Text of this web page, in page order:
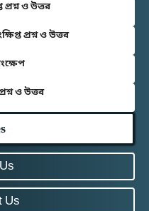
প্রশ্ন ও উত্তর
প্রশ্ন ও উত্তর
ও উত্তর
Us